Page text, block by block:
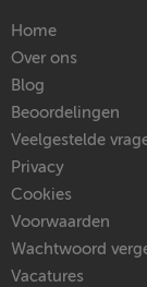
Home
Over ons
Blog
Beoordelingen
Veelgestelde
Privacy
Cookies
Voorwaarden
Wachtwoord
Vacatures